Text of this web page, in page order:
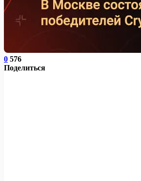
0 576
Поделиться